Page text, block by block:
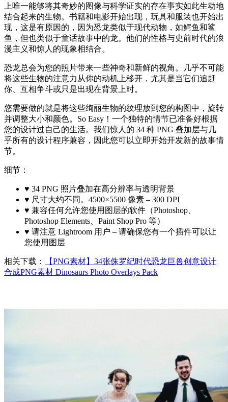
上唯一能够将其奇妙的图像与科学证实的存在事实如此生动地
结合起来的生物。书籍和电影开始出现，玩具和服装也开始出
现，这是有原因的，因为恐龙类似于现代动物，如鳄鱼和鲨
鱼，但也类似于童话故事中的龙。他们的性格与史前时代的浪
漫主义和惊人的现象相结合。
恐龙总会为您的照片带来一些神奇和新鲜的视角。几乎不可能
将这些生物的注意力从你的动机上移开，尤其是当它们追赶
你、互相争斗或只是出现在背景上时。
您需要做的就是将这些绚丽生物的纹理放到您的构图中，旋转
并调整大小和颜色。So Easy！一个独特的情节已准备好根据
您的设计过自己的生活。我们惊人的 34 种 PNG 叠加层与几
乎所有的设计程序兼容，因此您可以立即开始开发新的故事情
节。
细节：
♥ 34 PNG 照片叠加在高分辨率与透明背景
♥ 尺寸大约不同。4500×5500 像素 – 300 DPI
♥ 兼容任何允许您使用图层的软件（Photoshop、
Photoshop Elements、Paint Shop Pro 等）
♥ 请注意 Lightroom 用户 – 请确保您有一个插件可以让
您使用图层
相关下载：
【PNG素材】34张侏罗纪时代恐龙巨兽创意设计
合成PNG素材 Dinosaurs Photo Overlays Pack